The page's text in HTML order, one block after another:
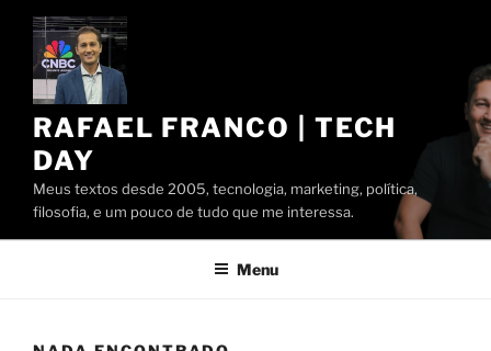
Pular
conteúdo
RAFAEL FRANCO | TECH
DAY
Meus textos desde 2005, tecnologia, marketing, política,
filosofia, e um pouco de tudo que me interessa.
Menu